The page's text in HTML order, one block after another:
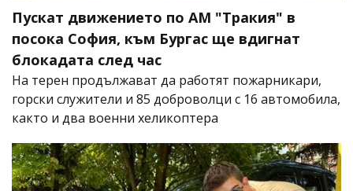
Пускат движението по АМ "Тракия" в
посока София, към Бургас ще вдигнат
блокадата след час
На терен продължават да работят пожарникари,
горски служители и 85 доброволци с 16 автомобила,
както и два военни хеликоптера